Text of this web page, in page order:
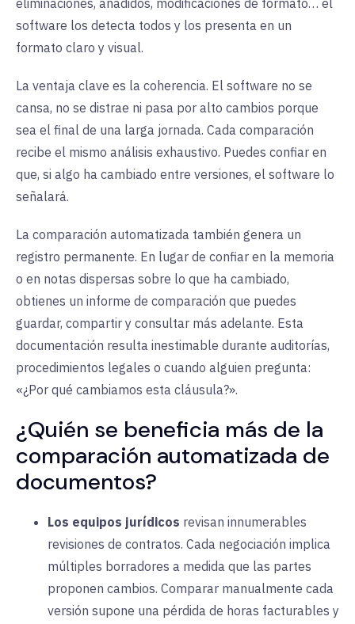
eliminaciones, añadidos, modificaciones de formato… el
software los detecta todos y los presenta en un
formato claro y visual.
La ventaja clave es la coherencia. El software no se
cansa, no se distrae ni pasa por alto cambios porque
sea el final de una larga jornada. Cada comparación
recibe el mismo análisis exhaustivo. Puedes confiar en
que, si algo ha cambiado entre versiones, el software lo
señalará.
La comparación automatizada también genera un
registro permanente. En lugar de confiar en la memoria
o en notas dispersas sobre lo que ha cambiado,
obtienes un informe de comparación que puedes
guardar, compartir y consultar más adelante. Esta
documentación resulta inestimable durante auditorías,
procedimientos legales o cuando alguien pregunta:
«¿Por qué cambiamos esta cláusula?».
¿Quién se beneficia más de la
comparación automatizada de
documentos?
Los equipos jurídicos revisan innumerables
revisiones de contratos. Cada negociación implica
múltiples borradores a medida que las partes
proponen cambios. Comparar manualmente cada
versión supone una pérdida de horas facturables y